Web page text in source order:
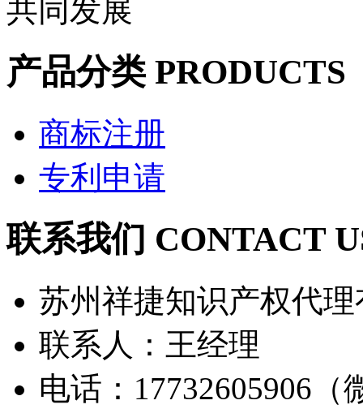
产品分类 PRODUCTS
商标注册
专利申请
联系我们 CONTACT
苏州祥捷知识产权代
联系人：王经理
电话：17732605906（